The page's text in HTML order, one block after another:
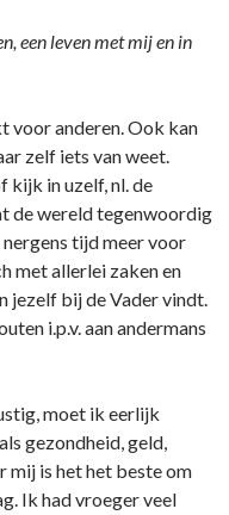
een leven met mij en in
voor anderen. Ook kan
zelf iets van weet.
kijk in uzelf, nl. de
de wereld tegenwoordig
tijd meer voor
met allerlei zaken en
jezelf bij de Vader vindt.
i.p.v. aan andermans
moet ik eerlijk
gezondheid, geld,
mij is het het beste om
Ik had vroeger veel